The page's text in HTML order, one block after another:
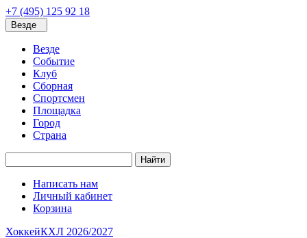
+7 (495) 125 92 18
Везде
Везде
Событие
Клуб
Сборная
Спортсмен
Площадка
Город
Страна
Найти
Написать нам
Личный кабинет
Корзина
ХоккейКХЛ 2026/2027